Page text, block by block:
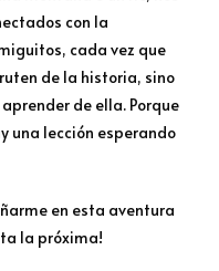
con la
cada vez que
de la historia, sino
de ella. Porque
una lección esperando
en esta aventura
la próxima!